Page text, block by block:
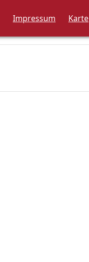
Impressum Karte